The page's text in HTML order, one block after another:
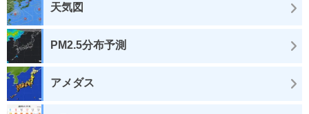
天気図
PM2.5分布予測
アメダス